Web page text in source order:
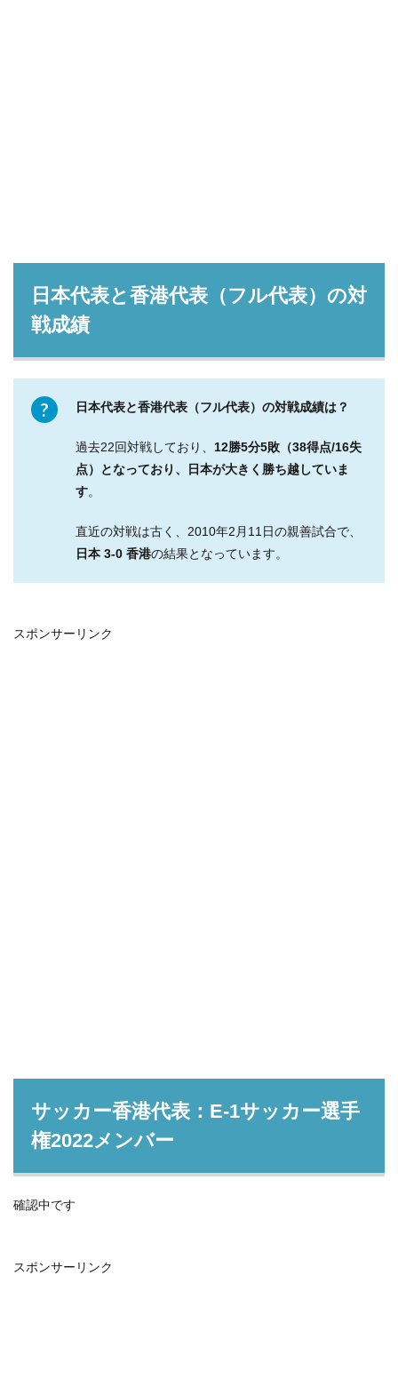
日本代表と香港代表（フル代表）の対
戦成績
日本代表と香港代表（フル代表）の対戦成績は？
過去22回対戦しており、 12勝5分5敗 （38得点/16失
点）となっており、日本が大きく勝ち越していま
す。
直近の対戦は古く、2010年2月11日の親善試合で、
日本 3-0 香港の結果となっています。
スポンサーリンク
サッカー香港代表：E-1サッカー選手
権2022メンバー
確認中です
スポンサーリンク